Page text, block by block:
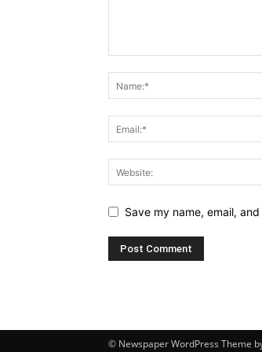
Save my name, email,
© Newspaper WordPress Theme